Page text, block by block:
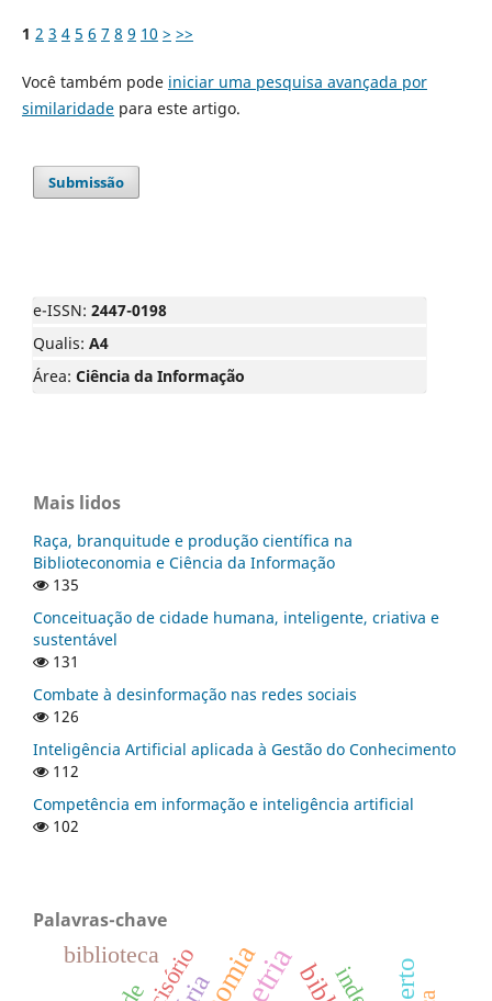
1 2 3 4 5 6 7 8 9 10 > >>
Você também pode iniciar uma pesquisa avançada por
similaridadepara este artigo.
Submissão
e-ISSN: 2447-0198
Qualis: A4
Área: Ciência da Informação
Mais lidos
Raça, branquitude e produção científica na
Biblioteconomia e Ciência da Informação
135
Conceituação de cidade humana, inteligente, criativa e
sustentável
131
Combate à desinformação nas redes sociais
126
Inteligência Artificial aplicada à Gestão do Conhecimento
112
Competência em informação e inteligência artificial
102
Palavras-chave
biblioteca